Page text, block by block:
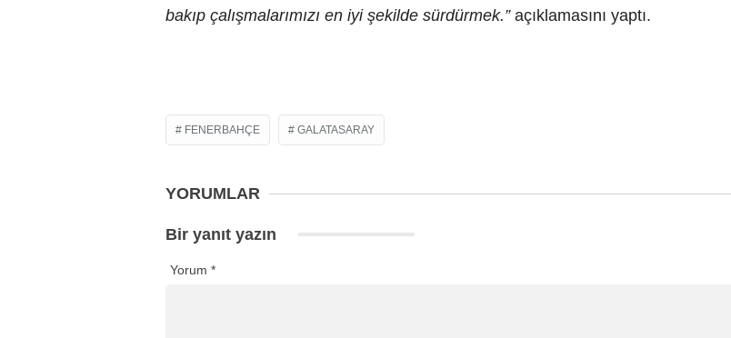
bakıp çalışmalarımızı en iyi şekilde sürdürmek.”açıklamasını yaptı.
FENERBAHÇE GALATASARAY
YORUMLAR
Bir yanıt yazın
Yorum *